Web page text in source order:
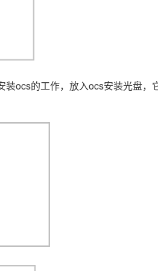
装ocs的工作，放入ocs安装光盘